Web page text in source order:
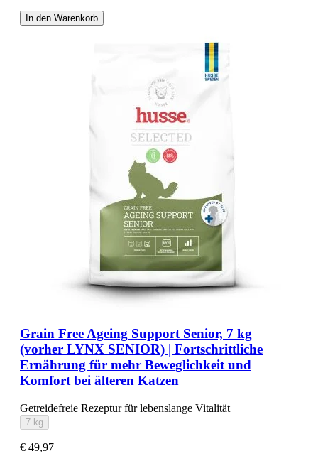
In den Warenkorb
Grain Free Ageing Support Senior, 7 kg
(vorher LYNX SENIOR) | Fortschrittliche
Ernährung für mehr Beweglichkeit und
Komfort bei älteren Katzen
Getreidefreie Rezeptur für lebenslange Vitalität
7 kg
€ 49,97